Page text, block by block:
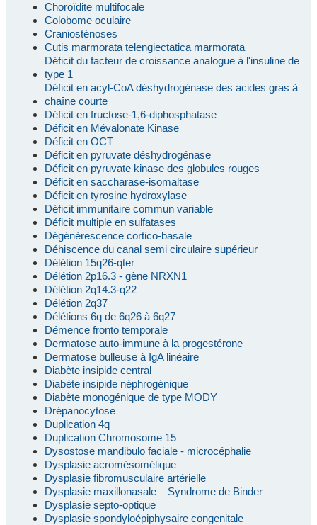
Choroïdite multifocale
Colobome oculaire
Craniosténoses
Cutis marmorata telengiectatica marmorata
Déficit du facteur de croissance analogue à l'insuline de
type 1
Déficit en acyl-CoA déshydrogénase des acides gras à
chaîne courte
Déficit en fructose-1,6-diphosphatase
Déficit en Mévalonate Kinase
Déficit en OCT
Déficit en pyruvate déshydrogénase
Déficit en pyruvate kinase des globules rouges
Déficit en saccharase-isomaltase
Déficit en tyrosine hydroxylase
Déficit immunitaire commun variable
Déficit multiple en sulfatases
Dégénérescence cortico-basale
Déhiscence du canal semi circulaire supérieur
Délétion 15q26-qter
Délétion 2p16.3 - gène NRXN1
Délétion 2q14.3-q22
Délétion 2q37
Délétions 6q de 6q26 à 6q27
Démence fronto temporale
Dermatose auto-immune à la progestérone
Dermatose bulleuse à IgA linéaire
Diabète insipide central
Diabète insipide néphrogénique
Diabète monogénique de type MODY
Drépanocytose
Duplication 4q
Duplication Chromosome 15
Dysostose mandibulo faciale - microcéphalie
Dysplasie acromésomélique
Dysplasie fibromusculaire artérielle
Dysplasie maxillonasale – Syndrome de Binder
Dysplasie septo-optique
Dysplasie spondyloépiphysaire congenitale